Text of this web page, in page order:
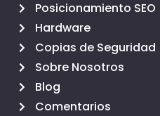
Posicionamiento SEO
Hardware
Copias de Seguridad
Sobre Nosotros
Blog
Comentarios